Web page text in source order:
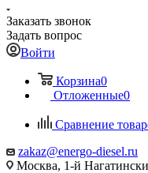
Заказать звонок
Задать вопрос
Войти
Корзина0
Отложенные0
Сравнение
zakaz@energo-diesel.ru
Москва, 1-й